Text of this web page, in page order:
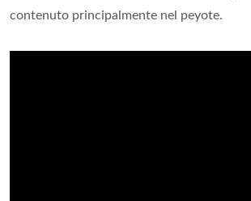
contenuto principalmente nel peyote.